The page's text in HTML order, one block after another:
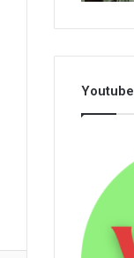
Youtube